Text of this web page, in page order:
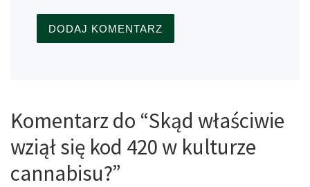
Komentarz do “Skąd właściwie
wziął się kod 420 w kulturze
cannabisu?”